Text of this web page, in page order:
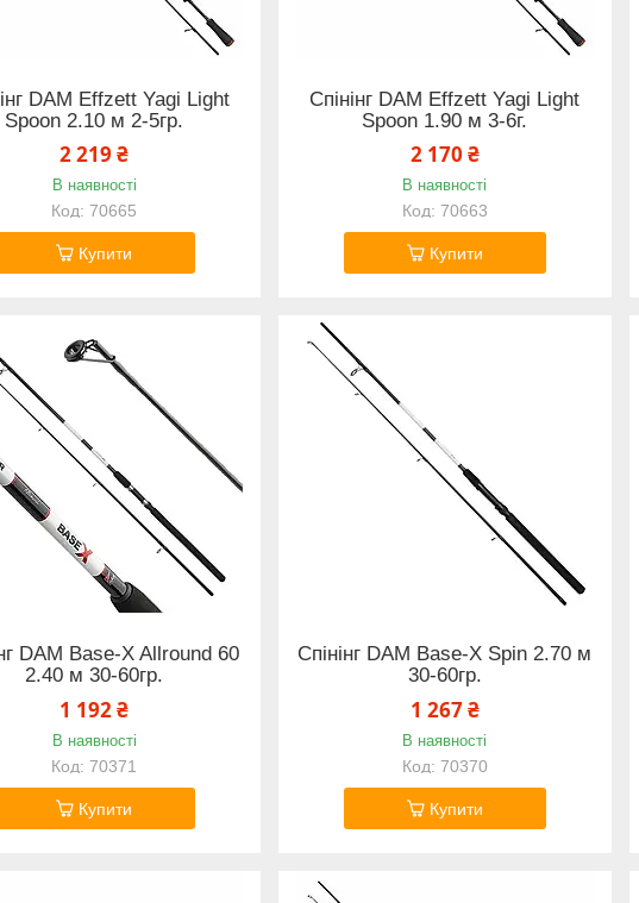
DAM Effzett Yagi Light
Spoon 2.10 м 2-5гр.
2 219 ₴
В наявності
70665
Купити
Спінінг DAM Effzett Yagi Light
Spoon 1.90 м 3-6г.
2 170 ₴
В наявності
70663
Купити
DAM Base-X Allround 60
2.40 м 30-60гр.
1 192 ₴
В наявності
70371
Купити
Спінінг DAM Base-X Spin 2.70 м
30-60гр.
1 267 ₴
В наявності
70370
Купити